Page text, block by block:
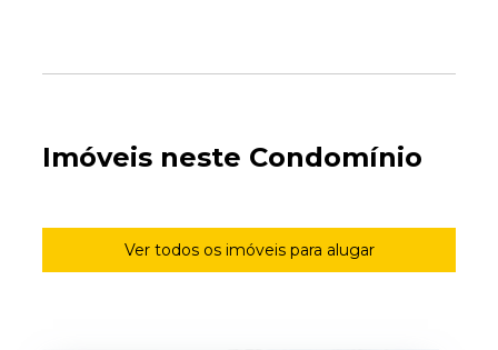
Imóveis neste Condomínio
Ver todos os imóveis para alugar